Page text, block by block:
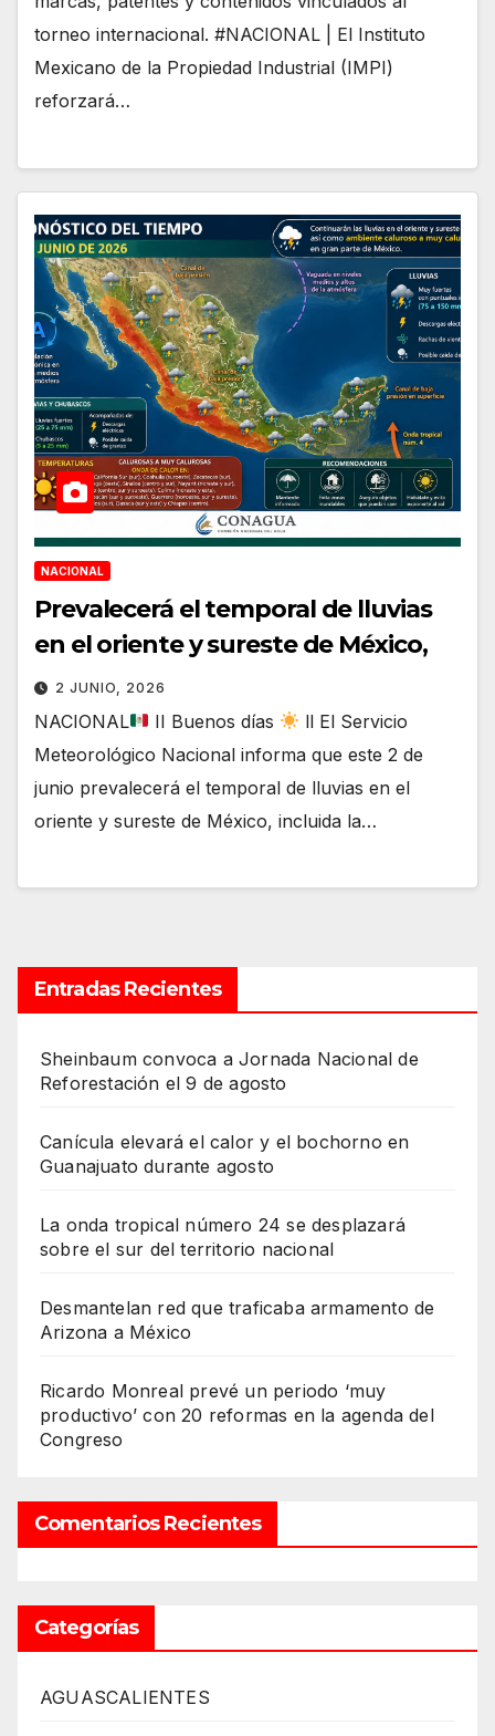
torneo internacional. #NACIONAL | El Instituto
Mexicano de la Propiedad Industrial (IMPI)
reforzará…
NACIONAL
Prevalecerá el temporal de lluvias
en el oriente y sureste de México,
2 JUNIO, 2026
NACIONAL II Buenos días
ll El Servicio
Meteorológico Nacional informa que este 2 de
junio prevalecerá el temporal de lluvias en el
oriente y sureste de México, incluida la…
Entradas Recientes
Sheinbaum convoca a Jornada Nacional de
Reforestación el 9 de agosto
Canícula elevará el calor y el bochorno en
Guanajuato durante agosto
La onda tropical número 24 se desplazará
sobre el sur del territorio nacional
Desmantelan red que traficaba armamento de
Arizona a México
Ricardo Monreal prevé un periodo ‘muy
productivo’ con 20 reformas en la agenda del
Congreso
Comentarios Recientes
Categorías
AGUASCALIENTES